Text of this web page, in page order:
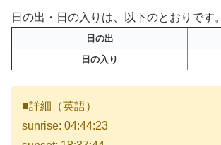
日の出・日の入りは、以下のとおりです。
日の出
日の入り
■詳細（英語）
sunrise: 04:44:23